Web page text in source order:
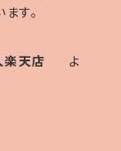
す。
楽天店
よ